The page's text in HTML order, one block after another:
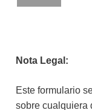
Nota Legal:
Este formulario
sobre cualquiera